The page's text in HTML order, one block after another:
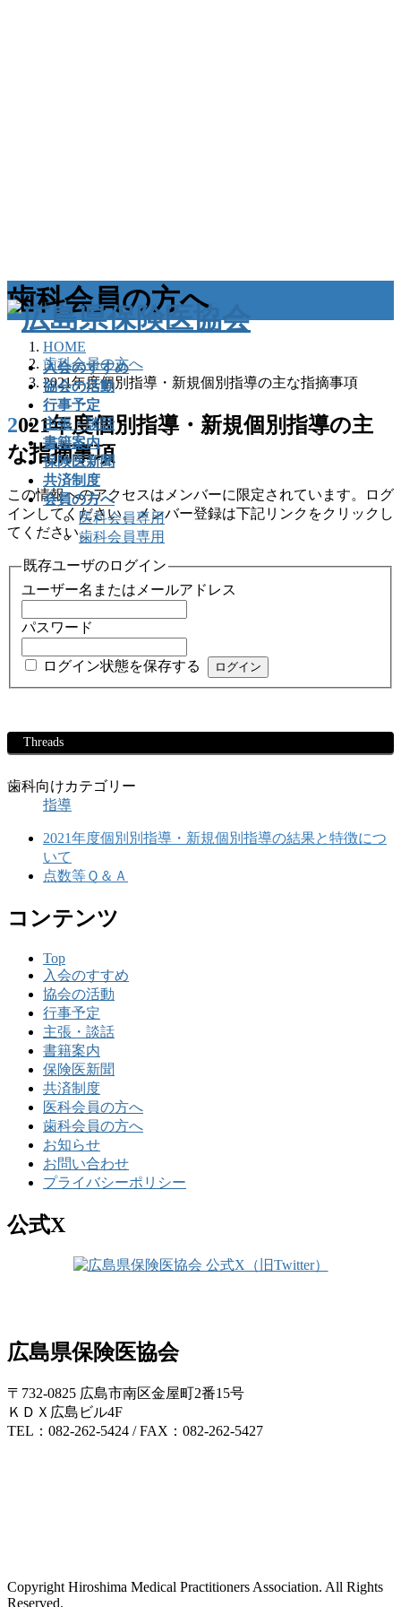
入会のすすめ
協会の活動
行事予定
主張・談話
書籍案内
保険医新聞
共済制度
会員の方へ
医科会員専用
歯科会員専用
歯科会員の方へ
HOME
歯科会員の方へ
2021年度個別指導・新規個別指導の主な指摘事項
2021年度個別指導・新規個別指導の主
な指摘事項
この情報へのアクセスはメンバーに限定されています。ログ
インしてください。メンバー登録は下記リンクをクリックし
てください。
既存ユーザのログイン
ユーザー名またはメールアドレス
パスワード
ログイン状態を保存する
Threads
歯科向けカテゴリー
指導
2021年度個別別指導・新規個別指導の結果と特徴につ
いて
点数等Ｑ＆Ａ
コンテンツ
Top
入会のすすめ
協会の活動
行事予定
主張・談話
書籍案内
保険医新聞
共済制度
医科会員の方へ
歯科会員の方へ
お知らせ
お問い合わせ
プライバシーポリシー
公式X
広島県保険医協会
〒732-0825 広島市南区金屋町2番15号
ＫＤＸ広島ビル4F
TEL：082-262-5424 / FAX：082-262-5427
Copyright Hiroshima Medical Practitioners Association. All Rights
Reserved.